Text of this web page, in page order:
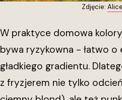
Zdjęcie:
W praktyce domowa
bywa ryzykowna - łatwo o
gładkiego gradientu.
z fryzjerem nie tylko